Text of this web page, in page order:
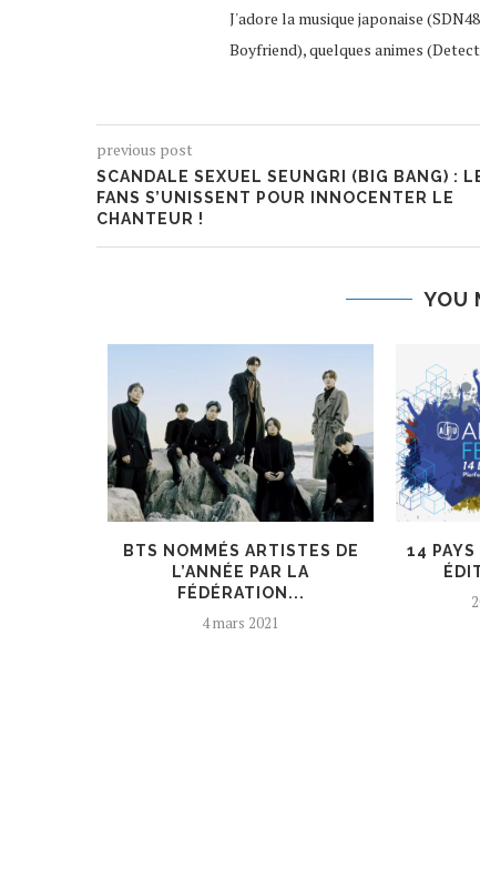
J'adore la musique japonaise
Boyfriend), quelques animes
previous post
SCANDALE SEXUEL SEUNGRI (BIG BANG) :
FANS S’UNISSENT POUR INNOCENTER LE
CHANTEUR !
YOU
BTS NOMMÉS ARTISTES DE
L’ANNÉE PAR LA
FÉDÉRATION...
4 mars 2021
14